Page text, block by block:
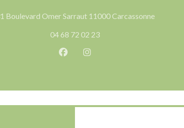
Boulevard Omer Sarraut 11000 Carcassonne((ouvre
04 68 72 02 23
Facebook ((ouvre une nouvelle
Instagram ((ouvre une